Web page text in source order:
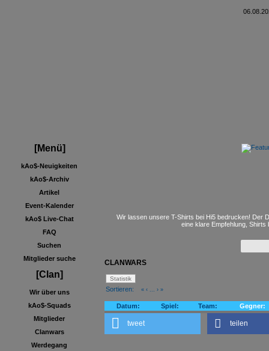
[Menü]
kAo$-Neuigkeiten
kAo$-Archiv
Artikel
Event-Kalender
kAo$ Live-Chat
FAQ
Suchen
Mitglieder suche
[Clan]
Wir über uns
kAo$-Squads
Mitglieder
Clanwars
Werdegang
Wir lassen unsere T-Shirts bei Hi5 bedrucken! Der
eine klare Empfehlung,
CLANWARS
Sortieren: « ‹ › »
Datum: Spiel: Team: Gegner:
tweet teilen